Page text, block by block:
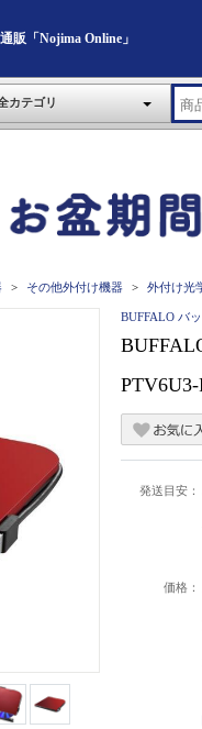
販「Nojima Online」
カテゴリ
その他外付け機器 外付け光
BUFFALO バ
発送目安：
価格：